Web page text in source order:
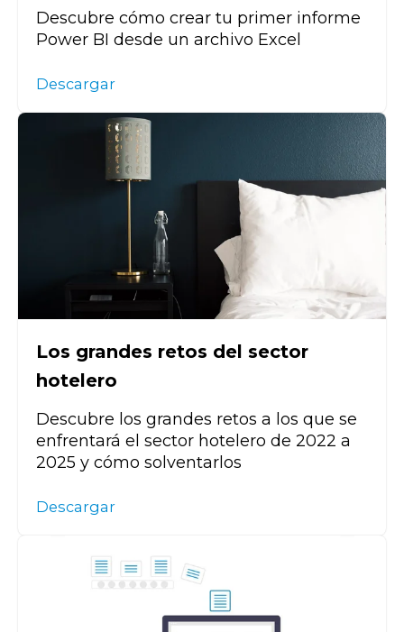
Descubre cómo crear tu primer informe
Power BI desde un archivo Excel
Descargar
Los grandes retos del sector
hotelero
Descubre los grandes retos a los que se
enfrentará el sector hotelero de 2022 a
2025 y cómo solventarlos
Descargar